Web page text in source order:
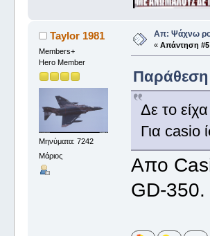
Taylor 1981
Members+
Hero Member
Μηνύματα: 7242
Μάριος
Απ: Ψάχνω
« Απάντηση #5
Παράθεση
Δε το
Για casio
Απο
GD-